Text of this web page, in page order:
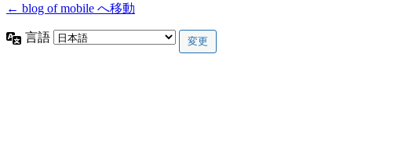
← blog of mobile へ移動
言語